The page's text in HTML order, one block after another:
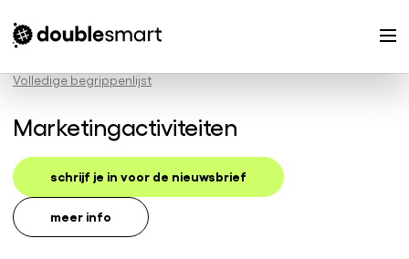
Volledige begrippenlijst
Marketingactiviteiten
schrijf je in voor de nieuwsbrief
meer info